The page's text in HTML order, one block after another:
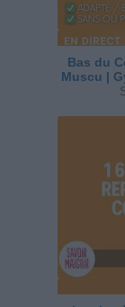
Bas du
Muscu |